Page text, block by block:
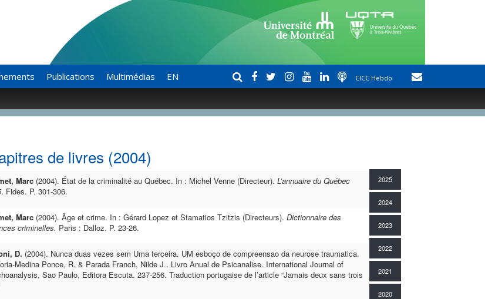
Publications Multimédias EN CICC Hebdo
de livres (2004)
Marc (2004). État de la criminalité au Québec. In : Michel Venne (Directeur). L’annuaire du Québec
. Fides. P. 301-306.
Marc (2004). Âge et crime. In : Gérard Lopez et Stamatios Tzitzis (Directeurs). Dictionnaire des
criminelles. Paris : Dalloz. P. 23-26.
D. (2004). Nunca duas vezes sem Uma terceira. UM esboço de compreensao da neurose traumatica.
Medina Ponce, R. & Parada Franch, Nilde J.. Livro Anual de Psicanalise. International Journal of
Sao Paulo, Editora Escuta. 237-256. Traduction portugaise de l’article “Jamais deux sans trois
2025
2024
2023
2022
2021
2020